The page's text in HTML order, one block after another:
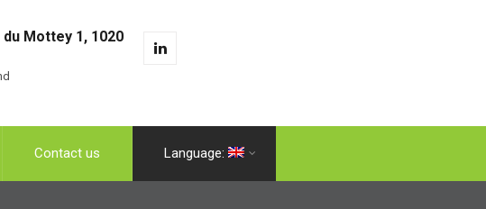
du Mottey 1, 1020
Contact us Language: